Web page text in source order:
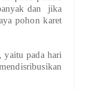
dan jika
pohon karet
yaitu pada hari